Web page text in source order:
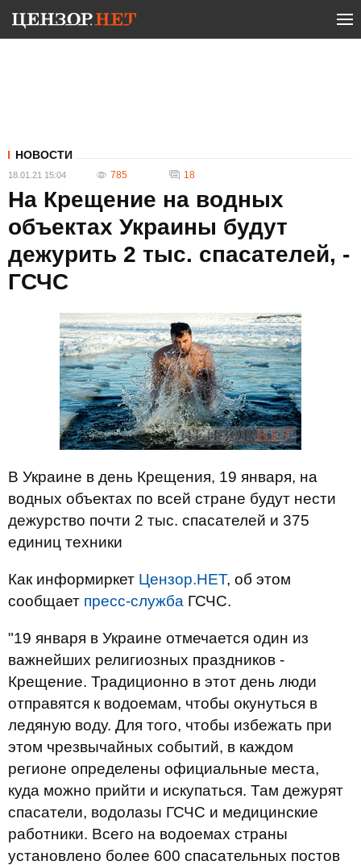
НОВОСТИ
18.01.21 15:04 785 18
На Крещение на водных
объектах Украины будут
дежурить 2 тыс. спасателей, -
ГСЧС
В Украине в день Крещения, 19 января, на
водных объектах по всей стране будут нести
дежурство почти 2 тыс. спасателей и 375
единиц техники
Как информиркет Цензор.НЕТ, об этом
сообщает пресс-служба ГСЧС.
"19 января в Украине отмечается один из
важнейших религиозных праздников -
Крещение. Традиционно в этот день люди
отправятся к водоемам, чтобы окунуться в
ледяную воду. Для того, чтобы избежать при
этом чрезвычайных событий, в каждом
регионе определены официальные места,
куда можно прийти и искупаться. Там дежурят
спасатели, водолазы ГСЧС и медицинские
работники. Всего на водоемах страны
установлено более 600 спасательных постов